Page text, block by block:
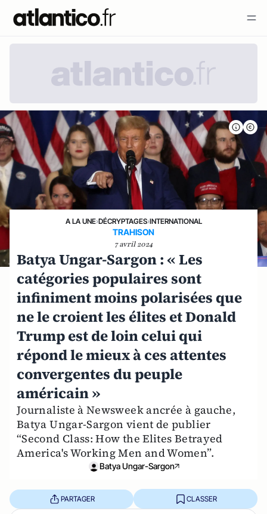
A LA UNE›DÉCRYPTAGES›INTERNATIONAL
TRAHISON
7 avril 2024
Batya Ungar-Sargon : « Les
catégories populaires sont
infiniment moins polarisées que
ne le croient les élites et Donald
Trump est de loin celui qui
répond le mieux à ces attentes
convergentes du peuple
américain »
Journaliste à Newsweek ancrée à gauche,
Batya Ungar-Sargon vient de publier
“Second Class: How the Elites Betrayed
America's Working Men and Women”.
Batya Ungar-Sargon
PARTAGER CLASSER